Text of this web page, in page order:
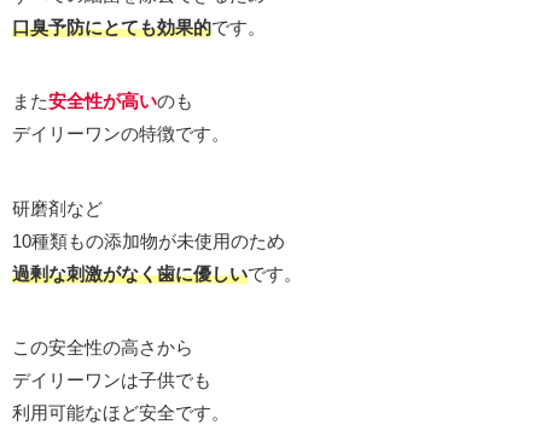
口臭予防にとても効果的です。
また安全性が高いのも
デイリーワンの特徴です。
研磨剤など
10種類もの添加物が未使用のため
過剰な刺激がなく歯に優しいです。
この安全性の高さから
デイリーワンは子供でも
利用可能なほど安全です。